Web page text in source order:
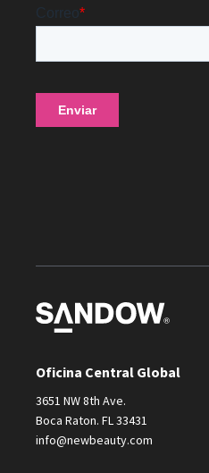
Oficina Central Global
3651 NW 8th Ave.
Boca Raton. FL 33431
info@newbeauty.com